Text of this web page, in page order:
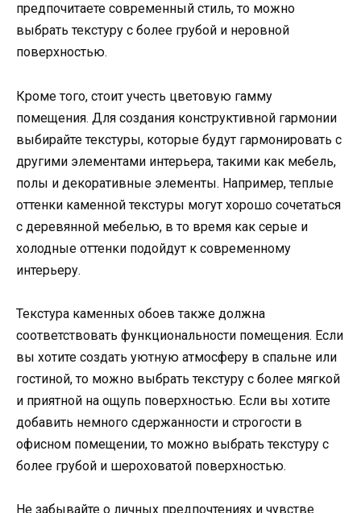
предпочитаете современный стиль, то можно
выбрать текстуру с более грубой и неровной
поверхностью.
Кроме того, стоит учесть цветовую гамму
помещения. Для создания конструктивной гармонии
выбирайте текстуры, которые будут гармонировать с
другими элементами интерьера, такими как мебель,
полы и декоративные элементы. Например, теплые
оттенки каменной текстуры могут хорошо сочетаться
с деревянной мебелью, в то время как серые и
холодные оттенки подойдут к современному
интерьеру.
Текстура каменных обоев также должна
соответствовать функциональности помещения. Если
вы хотите создать уютную атмосферу в спальне или
гостиной, то можно выбрать текстуру с более мягкой
и приятной на ощупь поверхностью. Если вы хотите
добавить немного сдержанности и строгости в
офисном помещении, то можно выбрать текстуру с
более грубой и шероховатой поверхностью.
Не забывайте о личных предпочтениях и чувстве